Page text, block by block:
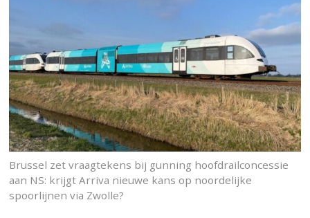
Brussel zet vraagtekens bij gunning hoofdrailconcessie
aan NS: krijgt Arriva nieuwe kans op noordelijke
spoorlijnen via Zwolle?